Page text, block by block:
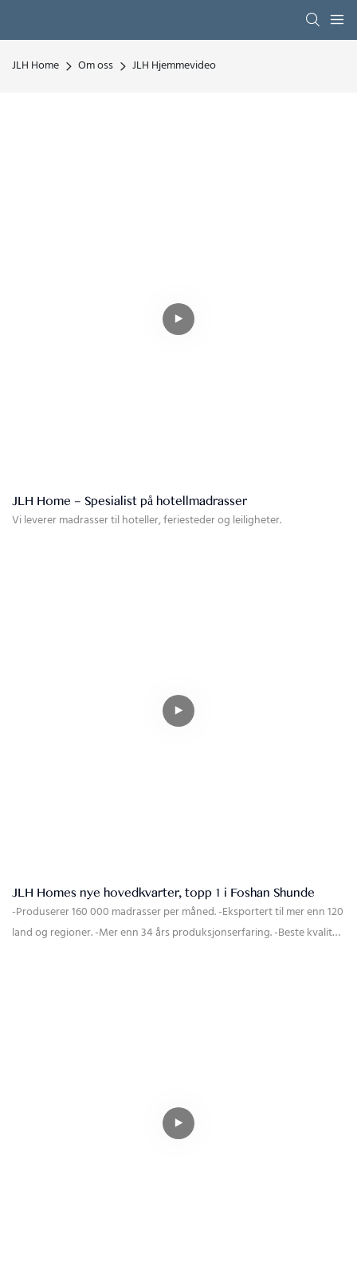
JLH Home Om oss JLH Hjemmevideo
JLH Home – Spesialist på hotellmadrasser
Vi leverer madrasser til hoteller, feriesteder og leiligheter.
JLH Homes nye hovedkvarter, topp 1 i Foshan Shunde
-Produserer 160 000 madrasser per måned. -Eksportert til mer enn 120
land og regioner. -Mer enn 34 års produksjonserfaring. -Beste kvalitet,